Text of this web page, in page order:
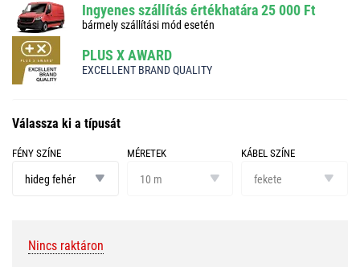
Ingyenes szállítás értékhatára 25 000 Ft
bármely szállítási mód esetén
PLUS X AWARD
EXCELLENT BRAND QUALITY
Válassza ki a típusát
FÉNY SZÍNE
színehideg fehér
MÉRETEK
10 m
KÁBEL SZÍNE
színefekete
Nincs raktáron